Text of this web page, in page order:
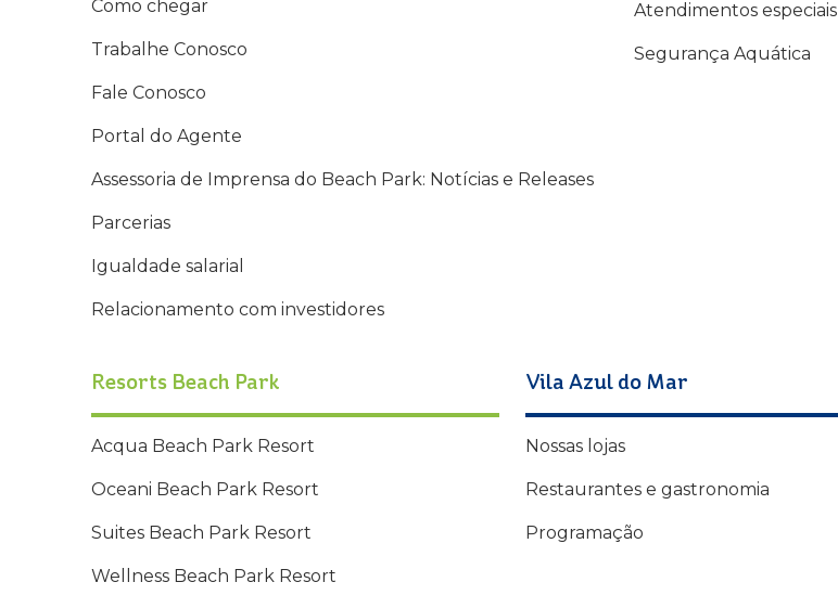
Como chegar
Trabalhe Conosco
Fale Conosco
Portal do Agente
Assessoria de Imprensa do Beach Park: Notícias e Releases
Parcerias
Igualdade salarial
Relacionamento com investidores
Atendimentos especiais
Segurança Aquática
Resorts Beach Park
Acqua Beach Park Resort
Oceani Beach Park Resort
Suites Beach Park Resort
Wellness Beach Park Resort
Vila Azul do Mar
Nossas lojas
Restaurantes e gastronomia
Programação